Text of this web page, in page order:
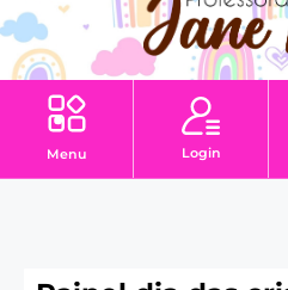
Menu Login